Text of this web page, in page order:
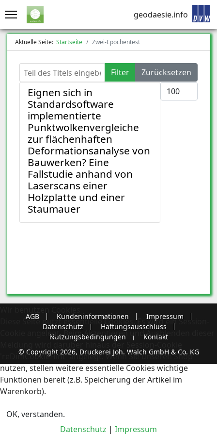
geodaesie.info
Aktuelle Seite: Startseite Zwei-Epochentest
Teil des Titels eingeben Filter
Zurücksetzen
Anzeige #
Eignen sich in
Standardsoftware
implementierte
Punktwolkenvergleiche
zur flächenhaften
Deformationsanalyse von
Bauwerken? Eine
Fallstudie anhand von
Laserscans einer
Holzplatte und einer
Staumauer
AGB Kundeninformationen
Impressum
Datenschutz
Haftungsausschluss
Nutzungsbedingungen
Kontakt
© Copyright 2026, Druckerei Joh. Walch GmbH & Co. KG
Diese Seite nutzt essentielle Cookies. Es wird ein Session-
Cookie angelegt. Beim Akzeptieren und Ausblenden dieser
Meldung wird darüber hinaus der Session-Cookie
'reDimCookieHint' angelegt. Wenn Sie unseren Shop
nutzen, stellen weitere essentielle Cookies wichtige
Funktionen bereit (z.B. Speicherung der Artikel im
Warenkorb).
OK, verstanden.
Datenschutz | Impressum